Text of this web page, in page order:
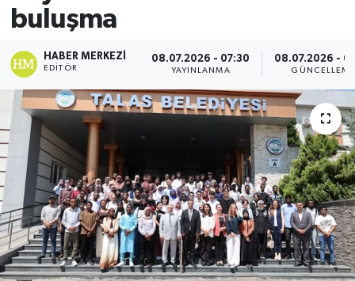
buluşma
HABER MERKEZI
EDITÖR
08.07.2026 - 07:30
YAYINLANMA
08.07.2026 -
GÜNCELLEME